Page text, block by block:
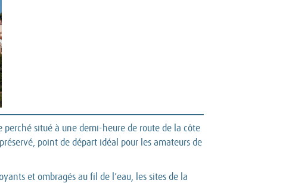
situé à une demi-heure de route de la côte
point de départ idéal pour les amateurs de
et ombragés au fil de l’eau, les sites de la